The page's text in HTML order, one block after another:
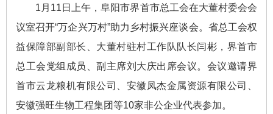
1月11日上午，阜阳市界首市总工会在大董村委会会
议室召开“万企兴万村”助力乡村振兴座谈会。省总工会权
益保障部副部长、大董村驻村工作队队长闫彬，界首市
总工会党组成员、副主席刘大庆出席会议。会议邀请界
首市云龙粮机有限公司、安徽凤杰金属资源有限公司、
安徽强旺生物工程集团等10家非公企业代表参加。